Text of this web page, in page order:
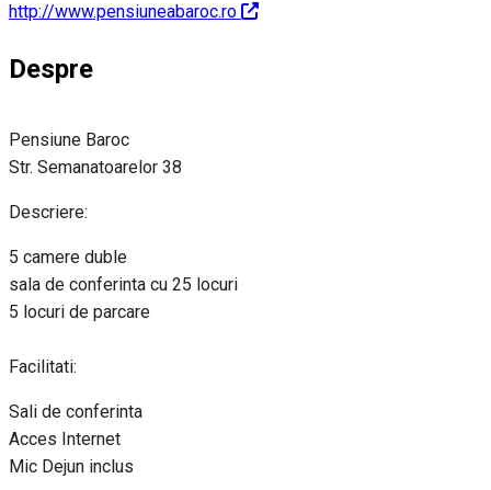
http://www.pensiuneabaroc.ro
Despre
Pensiune Baroc
Str. Semanatoarelor 38
Descriere:
5 camere duble
sala de conferinta cu 25 locuri
5 locuri de parcare
Facilitati:
Sali de conferinta
Acces Internet
Mic Dejun inclus